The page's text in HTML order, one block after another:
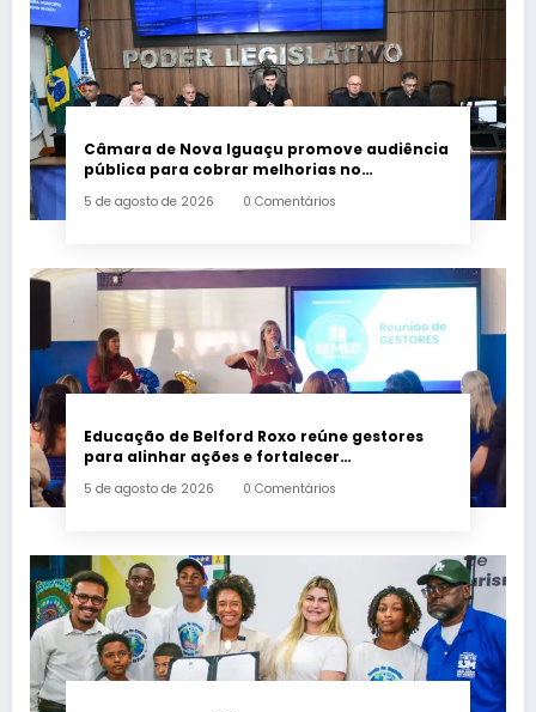
Câmara de Nova Iguaçu promove audiência
pública para cobrar melhorias no
5 de agosto de 2026 0 Comentários
Educação de Belford Roxo reúne gestores
para alinhar ações e fortalecer
5 de agosto de 2026 0 Comentários